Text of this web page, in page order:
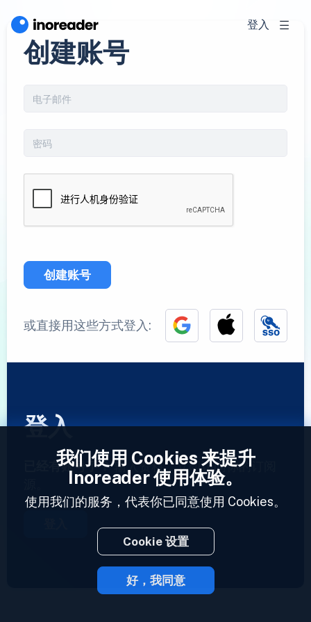
登入
创建账号
创建账号
或直接用这些方式登入:
登入
已经有账号了？输入资料，立即访问你的订阅
2023 © Inoreader
我们使用 Cookies 来提升
Inoreader 使用体验。
使用我们的服务，代表你已同意使用 Cookies。
Cookie 设置
好，我同意